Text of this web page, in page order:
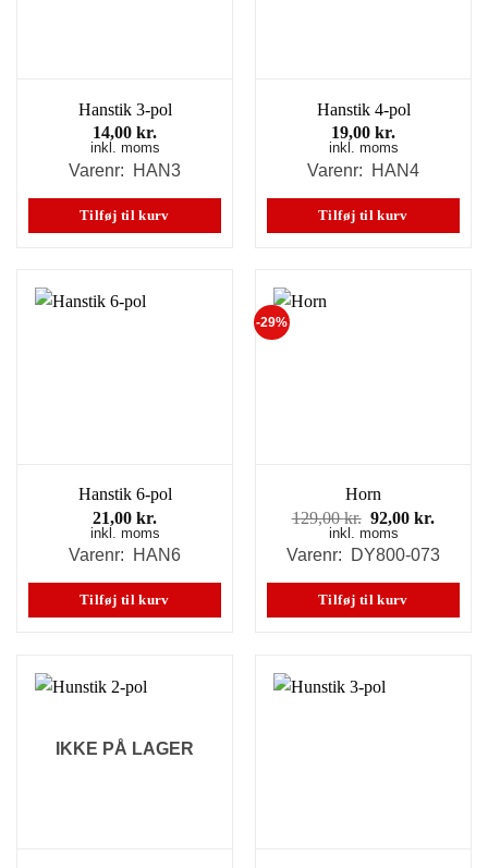
Hanstik 3-pol
14,00 kr.
inkl. moms
Varenr: HAN3
Tilføj til kurv
Hanstik 4-pol
19,00 kr.
inkl. moms
Varenr: HAN4
Tilføj til kurv
Hanstik 6-pol
21,00 kr.
inkl. moms
Varenr: HAN6
Tilføj til kurv
-29%
Horn
129,00kr. Den
oprindelige
pris
129,00 kr..
92,00kr.
pris
92,00
inkl. moms
Varenr: DY800-073
Tilføj til kurv
IKKE PÅ LAGER